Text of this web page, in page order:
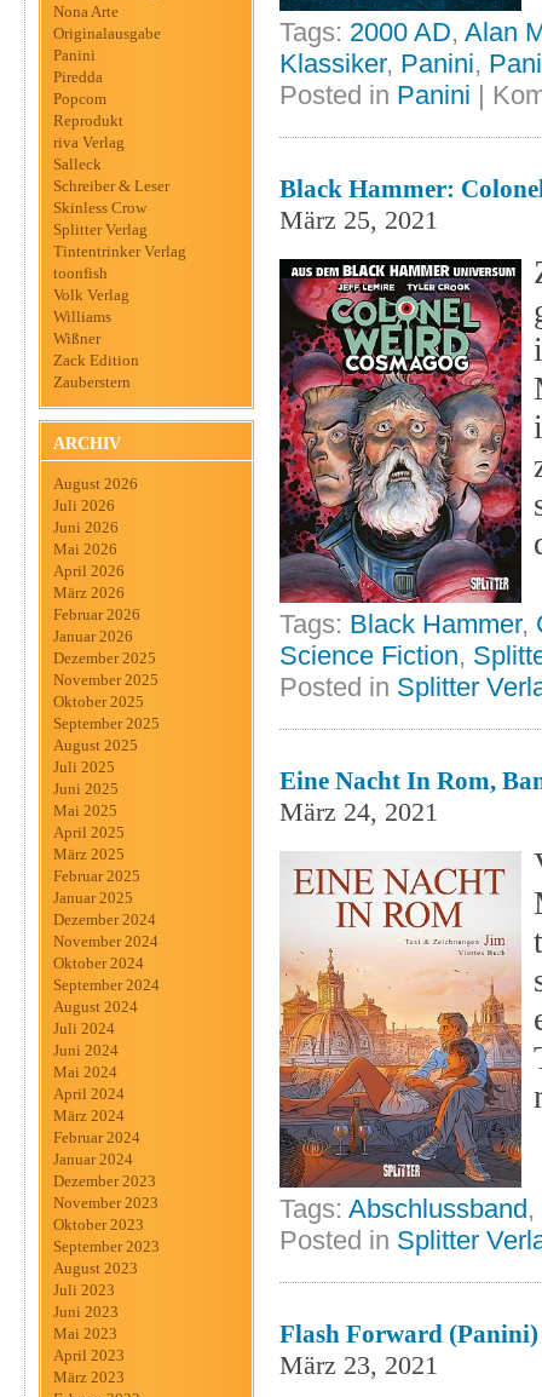
Nona Arte
Originalausgabe
Panini
Piredda
Popcom
Reprodukt
riva Verlag
Salleck
Schreiber & Leser
Skinless Crow
Splitter Verlag
Tintentrinker Verlag
toonfish
Volk Verlag
Williams
Wißner
Zack Edition
Zauberstern
ARCHIV
August 2026
Juli 2026
Juni 2026
Mai 2026
April 2026
März 2026
Februar 2026
Januar 2026
Dezember 2025
November 2025
Oktober 2025
September 2025
August 2025
Juli 2025
Juni 2025
Mai 2025
April 2025
März 2025
Februar 2025
Januar 2025
Dezember 2024
November 2024
Oktober 2024
September 2024
August 2024
Juli 2024
Juni 2024
Mai 2024
April 2024
März 2024
Februar 2024
Januar 2024
Dezember 2023
November 2023
Oktober 2023
September 2023
August 2023
Juli 2023
Juni 2023
Mai 2023
April 2023
März 2023
Tags: 2000 AD, Alan
Klassiker, Panini,
Posted in Panini
Black Hammer:
März 25, 2021
Tags: Black Hammer,
Science Fiction,
Posted in Splitter
Eine Nacht In Rom,
März 24, 2021
Tags: Abschlussband,
Posted in Splitter
Flash Forward (Panini)
März 23, 2021